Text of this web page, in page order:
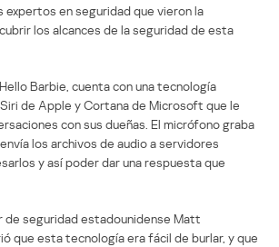
expertos en seguridad que vieron la
los alcances de la seguridad de esta
Barbie, cuenta con una tecnología
de Apple y Cortana de Microsoft que le
con sus dueñas. El micrófono graba
los archivos de audio a servidores
y así poder dar una respuesta que
de seguridad estadounidense Matt
que esta tecnología era fácil de burlar, y que